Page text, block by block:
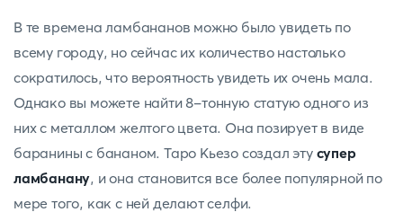
В те времена ламбананов можно было увидеть по
всему городу, но сейчас их количество настолько
сократилось, что вероятность увидеть их очень мала.
Однако вы можете найти 8-тонную статую одного из
них с металлом желтого цвета. Она позирует в виде
баранины с бананом. Таро Кьезо создал эту супер
ламбанану, и она становится все более популярной по
мере того, как с ней делают селфи.